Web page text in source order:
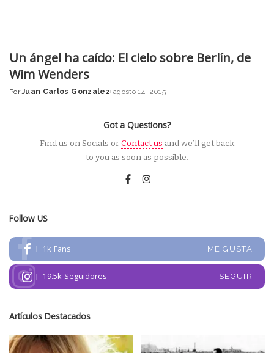
Un ángel ha caído: El cielo sobre Berlín, de
Wim Wenders
Posted
Por Juan Carlos Gonzalez agosto 14, 2015
Got a Questions?
Find us on Socials orContact us and we’ll get back
to you as soon as possible.
Follow US
1k Fans ME GUSTA
19.5k Seguidores SEGUIR
Artículos Destacados